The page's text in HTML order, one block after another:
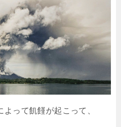
って飢饉が起こって、